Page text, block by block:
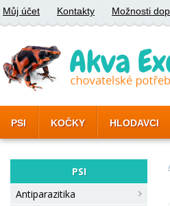
Můj účet Kontakty Možnosti
PSI KOČKY HLODAVCI
PSI
Antiparazitika